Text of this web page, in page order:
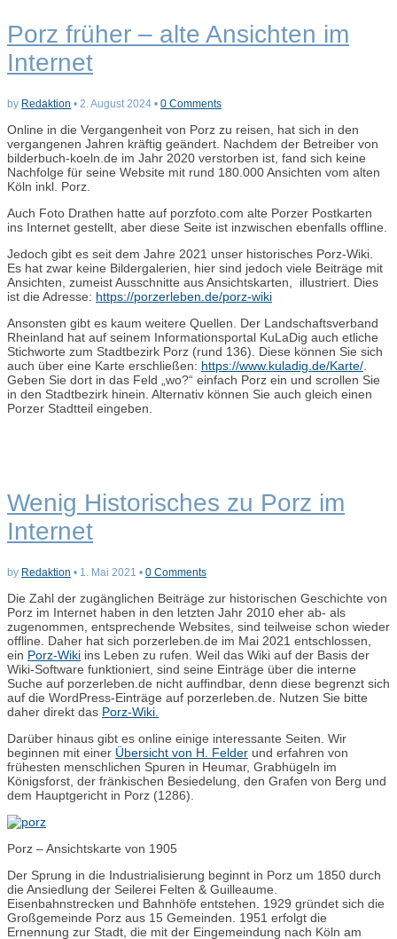
Porz früher – alte Ansichten im
Internet
by Redaktion • 2. August 2024 • 0 Comments
Online in die Vergangenheit von Porz zu reisen, hat sich in den
vergangenen Jahren kräftig geändert. Nachdem der Betreiber von
bilderbuch-koeln.de im Jahr 2020 verstorben ist, fand sich keine
Nachfolge für seine Website mit rund 180.000 Ansichten vom alten
Köln inkl. Porz.
Auch Foto Drathen hatte auf porzfoto.com alte Porzer Postkarten
ins Internet gestellt, aber diese Seite ist inzwischen ebenfalls offline.
Jedoch gibt es seit dem Jahre 2021 unser historisches Porz-Wiki.
Es hat zwar keine Bildergalerien, hier sind jedoch viele Beiträge mit
Ansichten, zumeist Ausschnitte aus Ansichtskarten, illustriert. Dies
ist die Adresse: https://porzerleben.de/porz-wiki
Ansonsten gibt es kaum weitere Quellen. Der Landschaftsverband
Rheinland hat auf seinem Informationsportal KuLaDig auch etliche
Stichworte zum Stadtbezirk Porz (rund 136). Diese können Sie sich
auch über eine Karte erschließen: https://www.kuladig.de/Karte/
Geben Sie dort in das Feld „wo?“ einfach Porz ein und scrollen Sie
in den Stadtbezirk hinein. Alternativ können Sie auch gleich einen
Porzer Stadtteil eingeben.
Wenig Historisches zu Porz im
Internet
by Redaktion • 1. Mai 2021 • 0 Comments
Die Zahl der zugänglichen Beiträge zur historischen Geschichte von
Porz im Internet haben in den letzten Jahr 2010 eher ab- als
zugenommen, entsprechende Websites, sind teilweise schon wieder
offline. Daher hat sich porzerleben.de im Mai 2021 entschlossen,
ein Porz-Wiki ins Leben zu rufen. Weil das Wiki auf der Basis der
Wiki-Software funktioniert, sind seine Einträge über die interne
Suche auf porzerleben.de nicht auffindbar, denn diese begrenzt sich
auf die WordPress-Einträge auf porzerleben.de. Nutzen Sie bitte
daher direkt das Porz-Wiki.
Darüber hinaus gibt es online einige interessante Seiten. Wir
beginnen mit einer Übersicht von H. Felder und erfahren von
frühesten menschlichen Spuren in Heumar, Grabhügeln im
Königsforst, der fränkischen Besiedelung, den Grafen von Berg und
dem Hauptgericht in Porz (1286).
Porz – Ansichtskarte von 1905
Der Sprung in die Industrialisierung beginnt in Porz um 1850 durch
die Ansiedlung der Seilerei Felten & Guilleaume.
Eisenbahnstrecken und Bahnhöfe entstehen. 1929 gründet sich die
Großgemeinde Porz aus 15 Gemeinden. 1951 erfolgt die
Ernennung zur Stadt, die mit der Eingemeindung nach Köln am